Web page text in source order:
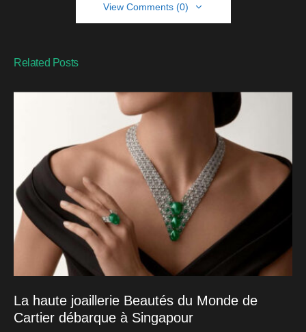
View Comments (0)
Related Posts
La haute joaillerie Beautés du Monde de
Cartier débarque à Singapour